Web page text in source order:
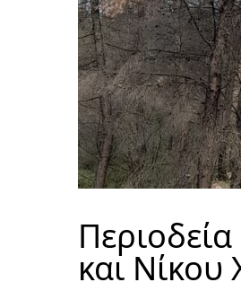
και